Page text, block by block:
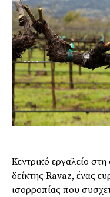
Κεντρικό εργαλείο
δείκτης Ravaz, ένας
ισορροπίας που